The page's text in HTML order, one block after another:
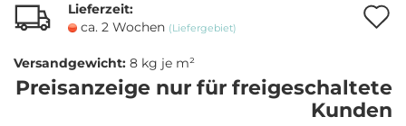
Lieferzeit:
ca. 2 Wochen (Liefergebiet)
Versandgewicht: 8 kg je m²
Preisanzeige nur für freigeschaltete
Kunden